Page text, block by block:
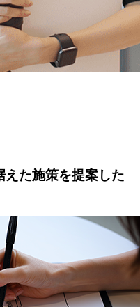
えた施策を提案した